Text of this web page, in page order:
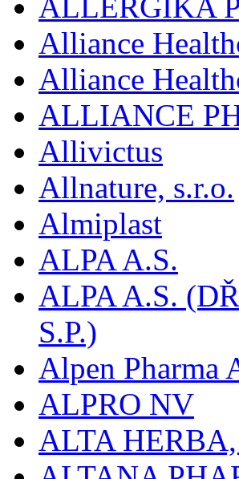
ALLERGIKA
Alliance
Alliance
ALLIANCE
Allivictus
Allnature, s.r.o.
Almiplast
ALPA A.S.
ALPA A.S.
S.P.)
Alpen Pharma
ALPRO NV
ALTA